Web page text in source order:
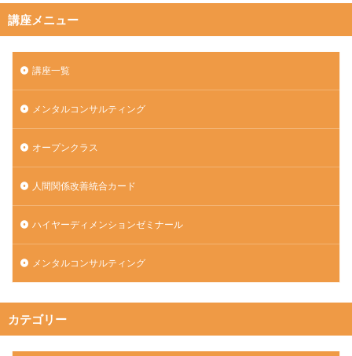
講座メニュー
講座一覧
メンタルコンサルティング
オープンクラス
人間関係改善統合カード
ハイヤーディメンションゼミナール
メンタルコンサルティング
カテゴリー